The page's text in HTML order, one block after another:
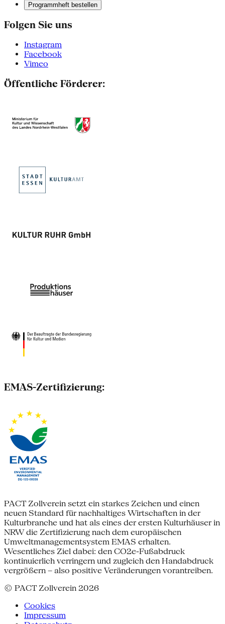
Programmheft bestellen
Folgen Sie uns
Instagram
Facebook
Vimeo
Öffentliche Förderer:
EMAS-Zertifizierung:
PACT Zollverein setzt ein starkes Zeichen und einen
neuen Standard für nachhaltiges Wirtschaften in der
Kulturbranche und hat als eines der ersten Kulturhäuser in
NRW die Zertifizierung nach dem europäischen
Umweltmanagementsystem EMAS erhalten.
Wesentliches Ziel dabei: den CO2e-Fußabdruck
kontinuierlich verringern und zugleich den Handabdruck
vergrößern – also positive Veränderungen vorantreiben.
© PACT Zollverein 2026
Cookies
Impressum